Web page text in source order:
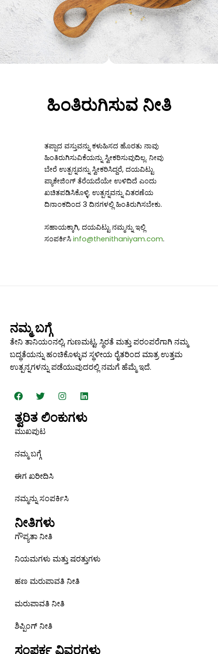
ಹಿಂತಿರುಗಿಸುವ ನೀತಿ
ತಪ್ಪಾದ ವಸ್ತುವನ್ನು ಕಳುಹಿಸದ ಹೊರತು ನಾವು
ಹಿಂತಿರುಗಿಸುವಿಕೆಯನ್ನು ಸ್ವೀಕರಿಸುವುದಿಲ್ಲ. ನೀವು
ಬೇರೆ ಉತ್ಪನ್ನವನ್ನು ಸ್ವೀಕರಿಸಿದ್ದರೆ, ದಯವಿಟ್ಟು
ಪ್ಯಾಕೇಜಿಂಗ್ ತೆರೆಯದೆಯೇ ಉಳಿದಿದೆ ಎಂದು
ಖಚಿತಪಡಿಸಿಕೊಳ್ಳಿ. ಉತ್ಪನ್ನವನ್ನು ವಿತರಣೆಯ
ದಿನಾಂಕದಿಂದ 3 ದಿನಗಳಲ್ಲಿ ಹಿಂತಿರುಗಿಸಬೇಕು.
ಸಹಾಯಕ್ಕಾಗಿ, ದಯವಿಟ್ಟು ನಮ್ಮನ್ನು ಇಲ್ಲಿ
ಸಂಪರ್ಕಿಸಿinfo@thenithaniyam.com.
ನಮ್ಮ ಬಗ್ಗೆ
ತೇನಿ ತಾನಿಯಂನಲ್ಲಿ, ಗುಣಮಟ್ಟ, ಸ್ಥಿರತೆ ಮತ್ತು ಪರಂಪರೆಗಾಗಿ ನಮ್ಮ
ಬದ್ಧತೆಯನ್ನು ಹಂಚಿಕೊಳ್ಳುವ ಸ್ಥಳೀಯ ರೈತರಿಂದ ಮಾತ್ರ ಉತ್ತಮ
ಉತ್ಪನ್ನಗಳನ್ನು ಪಡೆಯುವುದರಲ್ಲಿ ನಮಗೆ ಹೆಮ್ಮೆ ಇದೆ.
ಫೇ
ಸ್‌
ಕ್
ಟ್
ವಿ
ರ್
ಇ
ನ್‌
ಟಾ
ಲಿಂ
ಕ್
ಇ
ತ್ವರಿತ ಲಿಂಕುಗಳು
ಮುಖಪುಟ
ನಮ್ಮ ಬಗ್ಗೆ
ಈಗ ಖರೀದಿಸಿ
ನಮ್ಮನ್ನು ಸಂಪರ್ಕಿಸಿ
ನೀತಿಗಳು
ಗೌಪ್ಯತಾ ನೀತಿ
ನಿಯಮಗಳು ಮತ್ತು ಷರತ್ತುಗಳು
ಹಣ ಮರುಪಾವತಿ ನೀತಿ
ಮರುಪಾವತಿ ನೀತಿ
ಶಿಪ್ಪಿಂಗ್ ನೀತಿ
ಸಂಪರ್ಕ ವಿವರಗಳು